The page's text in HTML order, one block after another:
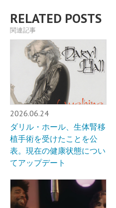
RELATED POSTS
関連記事
2026.06.24
ダリル・ホール、生体腎移
植手術を受けたことを公
表。現在の健康状態につい
てアップデート